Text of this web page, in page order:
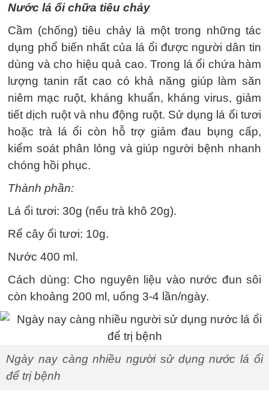
Nước lá ổi chữa tiêu chảy
Cầm (chống) tiêu chảy là một trong những tác
dụng phổ biến nhất của lá ổi được người dân tin
dùng và cho hiệu quả cao. Trong lá ổi chứa hàm
lượng tanin rất cao có khả năng giúp làm săn
niêm mạc ruột, kháng khuẩn, kháng virus, giảm
tiết dịch ruột và nhu động ruột. Sử dụng lá ổi tươi
hoặc trà lá ổi còn hỗ trợ giảm đau bụng cấp,
kiểm soát phân lỏng và giúp người bệnh nhanh
chóng hồi phục.
Thành phần:
Lá ổi tươi: 30g (nếu trà khô 20g).
Rể cây ổi tươi: 10g.
Nước 400 ml.
Cách dùng: Cho nguyên liệu vào nước đun sôi
còn khoảng 200 ml, uống 3-4 lần/ngày.
Ngày nay càng nhiều người sử dụng nước lá ổi
để trị bệnh